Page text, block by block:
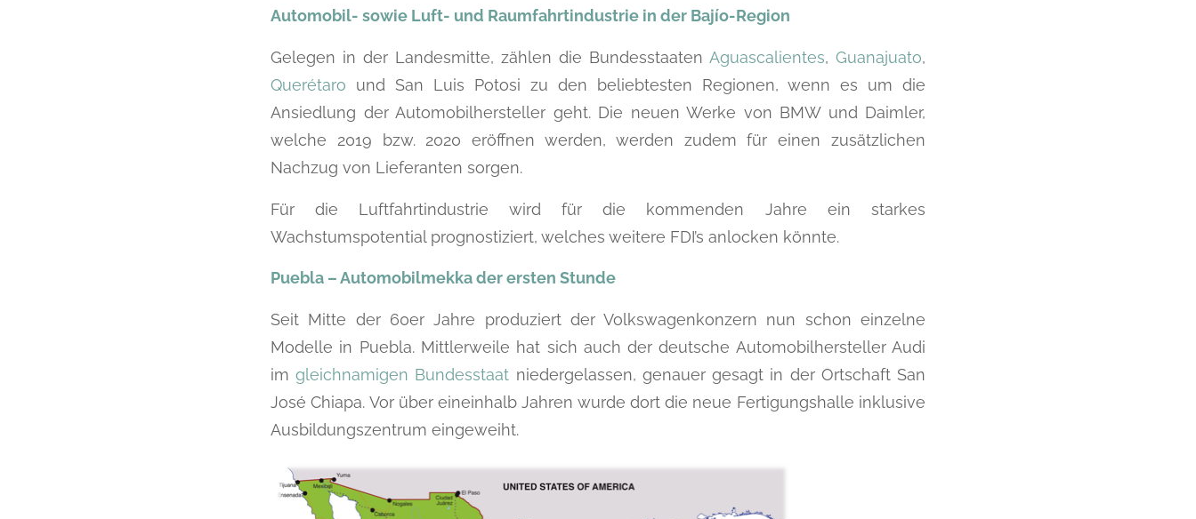
Automobil- sowie Luft- und Raumfahrtindustrie in der Bajío-Region
Gelegen in der Landesmitte, zählen die Bundesstaaten Aguascalientes, Guanajuato,
Querétaro und San Luis Potosi zu den beliebtesten Regionen, wenn es um die
Ansiedlung der Automobilhersteller geht. Die neuen Werke von BMW und Daimler,
welche 2019 bzw. 2020 eröffnen werden, werden zudem für einen zusätzlichen
Nachzug von Lieferanten sorgen.
Für die Luftfahrtindustrie wird für die kommenden Jahre ein starkes
Wachstumspotential prognostiziert, welches weitere FDI’s anlocken könnte.
Puebla – Automobilmekka der ersten Stunde
Seit Mitte der 60er Jahre produziert der Volkswagenkonzern nun schon einzelne
Modelle in Puebla. Mittlerweile hat sich auch der deutsche Automobilhersteller Audi
imgleichnamigen Bundesstaat niedergelassen, genauer gesagt in der Ortschaft San
José Chiapa. Vor über eineinhalb Jahren wurde dort die neue Fertigungshalle inklusive
Ausbildungszentrum eingeweiht.